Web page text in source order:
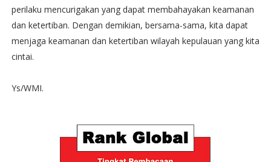
perilaku mencurigakan yang dapat membahayakan keamanan
dan ketertiban. Dengan demikian, bersama-sama, kita dapat
menjaga keamanan dan ketertiban wilayah kepulauan yang kita
cintai.
Ys/WMI.